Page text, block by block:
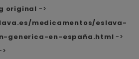
original ->
medicamentos/eslava-
generica-en-españa.html ->